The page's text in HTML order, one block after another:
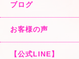
ブログ
お客様の声
【公式LINE】